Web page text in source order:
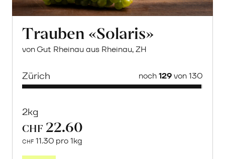
Trauben «Solaris»
von Gut Rheinau aus Rheinau, ZH
Zürich noch129von 130
2kg
CHF 22.60
CHF 11.30 pro 1kg